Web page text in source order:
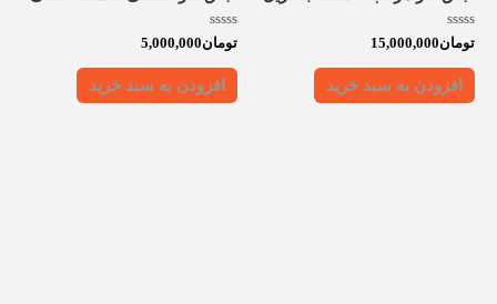
امتیاز
0
از
تومان15,000,000
افزودن به سبد خرید
امتیاز
0
از
تومان5,000,000
افزودن به سبد خرید